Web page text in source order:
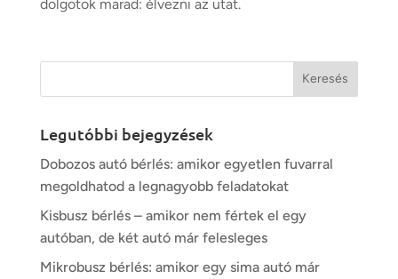
dolgotok marad: élvezni az utat.
Legutóbbi bejegyzések
Dobozos autó bérlés: amikor egyetlen fuvarral
megoldhatod a legnagyobb feladatokat
Kisbusz bérlés – amikor nem fértek el egy
autóban, de két autó már felesleges
Mikrobusz bérlés: amikor egy sima autó már